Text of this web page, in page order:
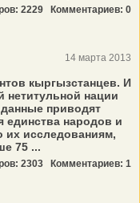
2229 Комментариев: 0
14 марта 2013
кыргызстанцев. И
нетитульной нации
приводят
единства народов и
их исследованиям,
75 ...
2303 Комментариев: 1